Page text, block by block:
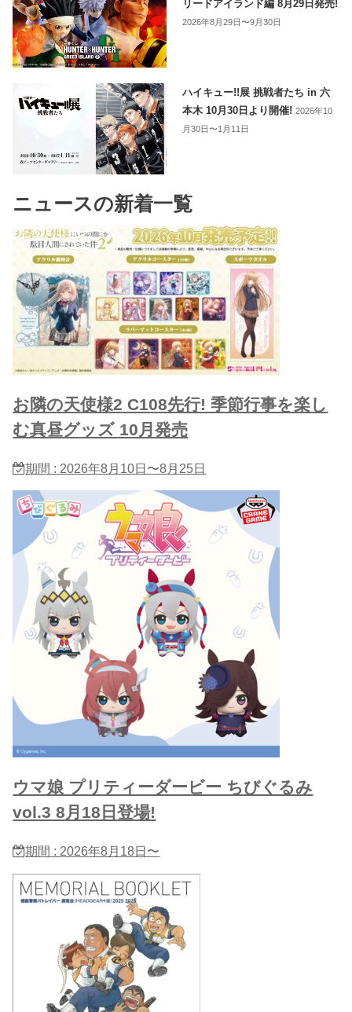
リードアイランド編 8月29日発売!
2026年8月29日〜9月30日
ハイキュー!!展 挑戦者たち in 六
本木 10月30日より開催!2026年10
月30日〜1月11日
ニュースの新着一覧
お隣の天使様2 C108先行! 季節行事を楽し
む真昼グッズ 10月発売
期間 : 2026年8月10日〜8月25日
ウマ娘 プリティーダービー ちびぐるみ
vol.3 8月18日登場!
期間 : 2026年8月18日〜